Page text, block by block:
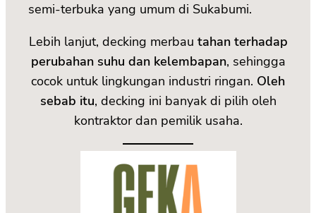
semi-terbuka yang umum di Sukabumi.
Lebih lanjut, decking merbau tahan terhadap
perubahan suhu dan kelembapan, sehingga
cocok untuk lingkungan industri ringan. Oleh
sebab itu, decking ini banyak di pilih oleh
kontraktor dan pemilik usaha.